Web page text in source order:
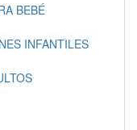
BEBÉ
INFANTILES